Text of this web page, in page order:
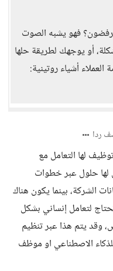
فهو يشبه الصوت
أو يوجهك لطريقة حلها
أشياء روتينية:
ردا
لها التعامل مع
لها حلول عبر خطوات
الشركة، بينما يكون هناك
لتعامل إنساني بشكل
وقد يتم هذا عبر تنظيم
الاصطناعي او موظف